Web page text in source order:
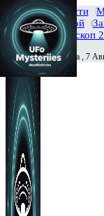
Главная Новости
Тайны вселенной
История
Гороскоп
Сегодня Пятница , 7